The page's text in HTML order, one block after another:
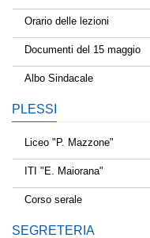
Orario delle lezioni
Documenti del 15 maggio
Albo Sindacale
PLESSI
Liceo "P. Mazzone"
ITI "E. Maiorana"
Corso serale
SEGRETERIA